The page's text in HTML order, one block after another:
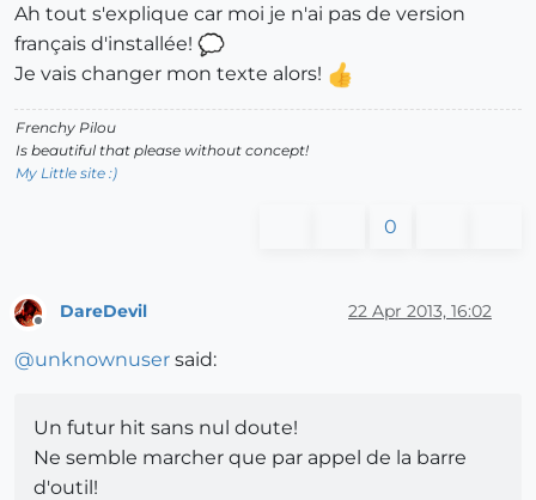
Ah tout s'explique car moi je n'ai pas de version
français d'installée!
Je vais changer mon texte alors!
Frenchy Pilou
Is beautiful that please without concept!
My Little site :)
0
DareDevil 22 Apr 2013, 16:02
@unknownuser said:
Un futur hit sans nul doute!
Ne semble marcher que par appel de la barre
d'outil!